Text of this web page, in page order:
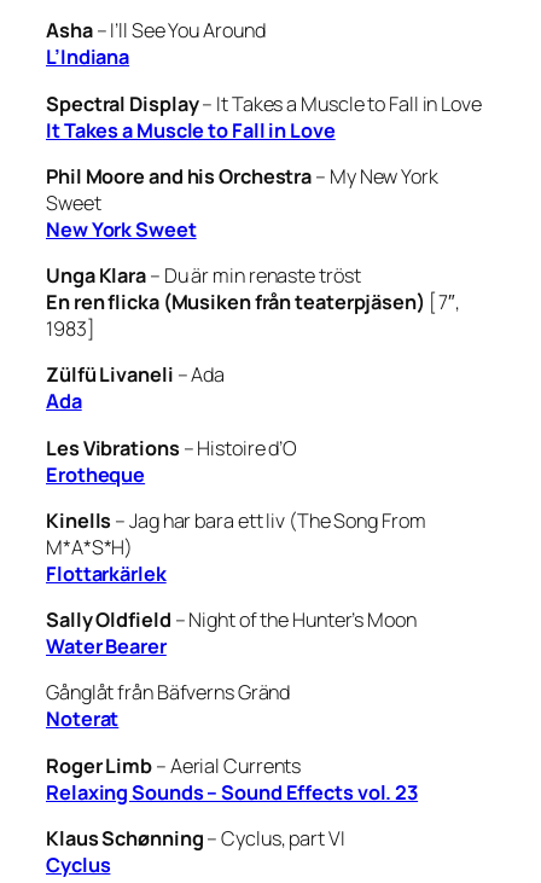
Asha–I’ll See You Around
L’Indiana
Spectral Display– It Takes a Muscle to Fall in Love
It Takes a Muscle to Fall in Love
Phil Moore and his Orchestra– My New York
Sweet
New York Sweet
Unga Klara– Du är min renaste tröst
En ren flicka (Musiken från teaterpjäsen) [7″,
1983]
Zülfü Livaneli –Ada
Ada
Les Vibrations –Histoire d’O
Erotheque
Kinells –Jag har bara ett liv (The Song From
M*A*S*H)
Flottarkärlek
Sally Oldfield –Night of the Hunter’s Moon
Water Bearer
Gånglåt från Bäfverns Gränd
Noterat
Roger Limb–Aerial Currents
Relaxing Sounds – Sound Effects vol. 23
Klaus Schønning–Cyclus, part VI
Cyclus